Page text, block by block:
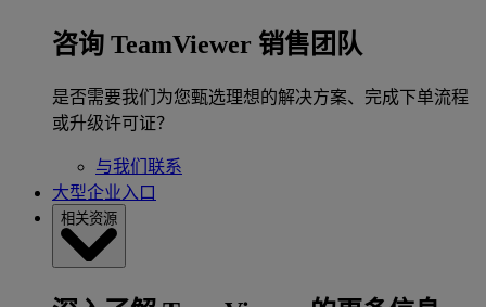
咨询 TeamViewer 销售团队
是否需要我们为您甄选理想的解决方案、完成下单流程
或升级许可证？
与我们联系
大型企业入口
相关资源